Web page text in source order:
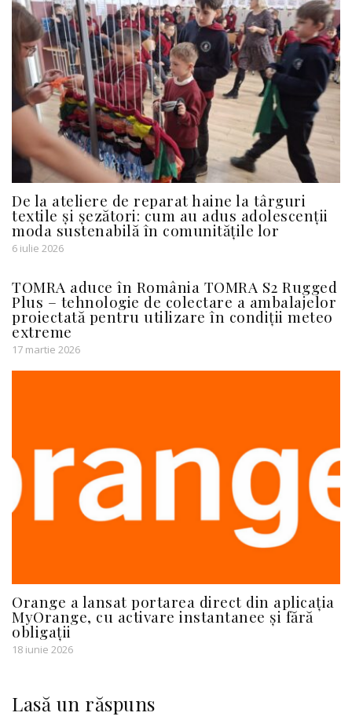
De la ateliere de reparat haine la târguri
textile și șezători: cum au adus adolescenții
moda sustenabilă în comunitățile lor
6 iulie 2026
TOMRA aduce în România TOMRA S2 Rugged
Plus – tehnologie de colectare a ambalajelor
proiectată pentru utilizare în condiții meteo
extreme
17 martie 2026
Orange a lansat portarea direct din aplicația
MyOrange, cu activare instantanee și fără
obligații
18 iunie 2026
Lasă un răspuns